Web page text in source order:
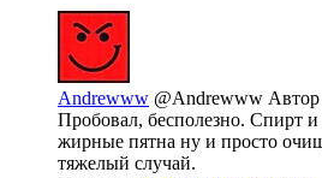
Andrewww @Andrewww Автор
Пробовал, бесполезно. Спирт
жирные пятна ну и просто
тяжелый случай.